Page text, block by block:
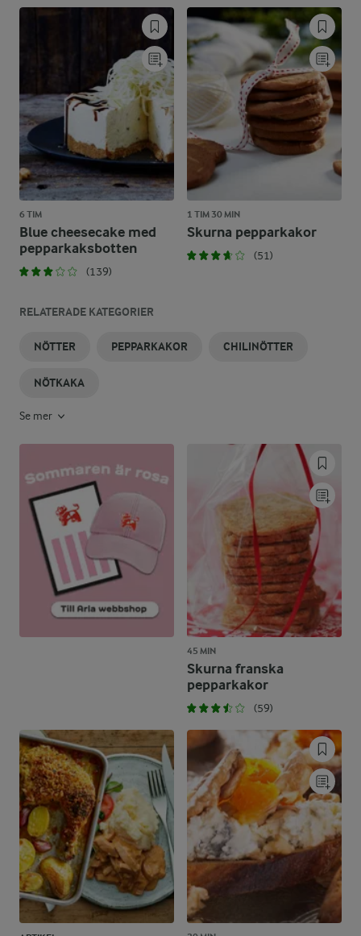
6 TIM
Blue cheesecake med
pepparkaksbotten
(139)
1 TIM 30 MIN
Skurna pepparkakor
(51)
RELATERADE KATEGORIER
NÖTTER PEPPARKAKOR CHILINÖTTER
NÖTKAKA
Se mer
45 MIN
Skurna franska
pepparkakor
(59)